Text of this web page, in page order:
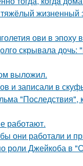
жизненный
ови в эпоху
скрывала
выложил.
и записали в
"Последствия",
работают.
они работали и
роли Джейкоба в